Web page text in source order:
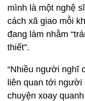
mình là một nghệ
cách xã giao mỗi
đang làm nhằm
thiết”.
“Nhiều người nghĩ
liên quan tới người
chuyện xoay